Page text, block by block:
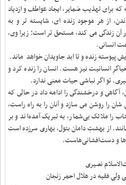
براى تهذیب ضمایر، ایجاد عواطف و ازدیاد
از هر موجود زنده ‏اى، شایسته ‏تر و به
آن زندگى مى‏ کند، مستحق‏ تر است؛ زیرا وى،
انسانى.
پیوسته زنده و تا ابد جاویدان خواهد ماند.
انسانیت نیز هست. انسان را زنده کرد و
تو اگر نباشی حیات معنی ندارد.
آگاهى و درخشندگى را ادامه داد در حالى که
را روشن مى‏ سازد و آنان را به راه راست،
را ملائک بی‏‌شمار، به تبریک آمده‏‌اند و بر
از بهشتِ دامان بتول، بهاری سرزده است
و دست‏‌افشانی‏‌‌هاست.
نصیری
ولی فقیه در هلال احمر زنجان